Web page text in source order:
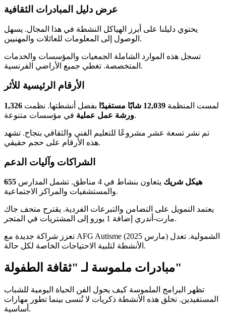
عرض دليل المبادرات الثقافية
يحتوي دليلنا على أبرز الهياكل النشطة في هذا المجال. يسهل
الوصول إلى المعلومات للعائلات والمهنيين.
تسجل هذه الموارد الشاملة الجمعيات والمؤسسات والخدمات
المتخصصة. تغطي جميع الأراضي الفرنسية.
الأرقام الرئيسية للأثر
لمست المنظمة 12,039 شابًا مستفيدًا بفضل أنشطتها. نظمت 1,326
ورشة عمل عمليةفي مؤسسات متنوعة.
تم نشر تسعة عشر مشروعًا للتعليم الفني والثقافي بنجاح. تشهد
هذه الأرقام على حجم حقيقي.
الشراكات وآليات الدعم
655 هيكل شريك
يتعاون بنشاط في 4 مناطق. تشمل المدارس
والمستشفيات والمراكز الاجتماعية.
يعتمد التمويل على التضامن والتبرعات الفردية. يقترح متحف جاك
مارت-أندري إضافة 1 يورو إلى المشتريات في المتجر.
تعزز شراكة جديدة مع AFG Autisme (مارس 2025) الشمولية. تعدل
الأنشطة لتلبية الاحتياجات الخاصة لكل حالة.
مبادرات ملموسة لـ "ثقافة الطفولة"
تظهر البرامج الملموسة كيف يحول الفن الحياة اليومية للشباب
المستفيدين. تخلق هذه الأنشطة ذكريات لا تُنسى بينما تطور مهارات
أساسية.